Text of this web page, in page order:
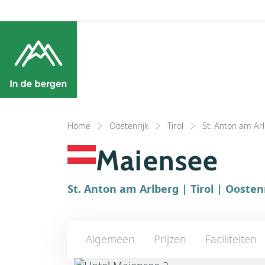
Home Oostenrijk Tirol St. Anton am
Maiensee
St. Anton am Arlberg | Tirol |
Algemeen Prijzen Faciliteiten